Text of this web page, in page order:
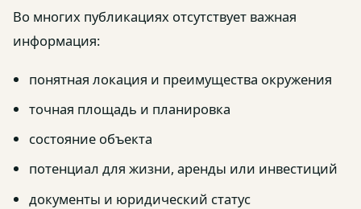
Во многих публикациях отсутствует важная
информация:
понятная локация и преимущества окружения
точная площадь и планировка
состояние объекта
потенциал для жизни, аренды или инвестиций
документы и юридический статус